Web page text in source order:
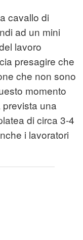
cavallo di
ad un mini
lavoro
presagire che
che non sono
momento
una
di circa 3-4
i lavoratori